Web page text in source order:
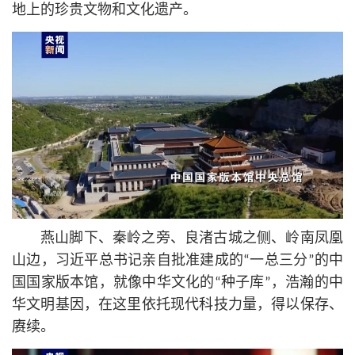
地上的珍贵文物和文化遗产。
燕山脚下、秦岭之旁、良渚古城之侧、岭南凤凰
山边，习近平总书记亲自批准建成的“一总三分”的中
国国家版本馆，就像中华文化的“种子库”，浩瀚的中
华文明基因，在这里依托现代科技力量，得以保存、
赓续。